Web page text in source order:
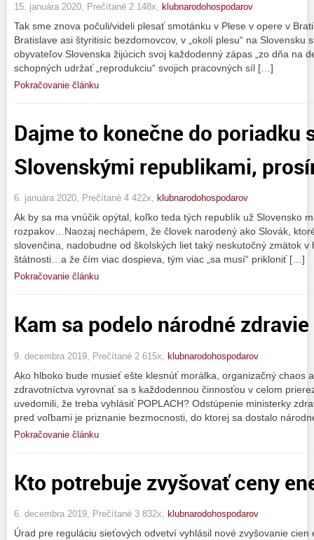
15. januára 2020, Prečítané 2 148x, klubnarodohospodarov
Tak sme znova počuli/videli plesať smotánku v Plese v opere v
Bratislave asi štyritisíc bezdomovcov, v „okolí plesu“ na Slovensku
obyvateľov Slovenska žijúcich svoj každodenný zápas „zo dňa na
schopných udržať „reprodukciu“ svojich pracovných síl […]
Pokračovanie článku
Dajme to konečne do poriadku
Slovenskými republikami,
6. januára 2020, Prečítané 4 422x, klubnarodohospodarov
Ak by sa ma vnúčik opýtal, koľko teda tých republík už Slovensko
rozpakov…Naozaj nechápem, že človek narodený ako Slovák,
slovenčina, nadobudne od školských liet taký neskutočný zmätok
štátnosti…a že čím viac dospieva, tým viac „sa musí“ prikloniť […]
Pokračovanie článku
Kam sa podelo národné
9. decembra 2019, Prečítané 2 615x, klubnarodohospodarov
Ako hlboko bude musieť ešte klesnúť morálka, organizačný chaos
zdravotníctva vyrovnať sa s každodennou činnosťou v celom
uvedomili, že treba vyhlásiť POPLACH? Odstúpenie ministerky
pred voľbami je priznanie bezmocnosti, do ktorej sa dostalo
Pokračovanie článku
Kto potrebuje zvyšovať ceny
6. decembra 2019, Prečítané 3 832x, klubnarodohospodarov
Úrad pre reguláciu sieťových odvetví vyhlásil nové zvyšovanie